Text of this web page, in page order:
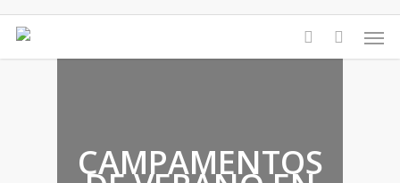
account
CAMPAMENTOS